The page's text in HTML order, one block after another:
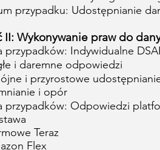
przypadku: Udostępnianie
II: Wykonywanie praw do
przypadków: Indywidualne
i daremne odpowiedzi
i przyrostowe
i opór
przypadków: Odpowiedzi
Teraz
Flex